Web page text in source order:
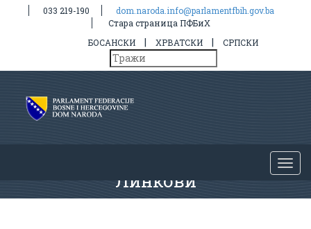
033 219-190
dom.naroda.info@parlamentfbih.gov.ba
Стара страница ПФБиХ
БОСАНСКИ
| ХРВАТСКИ | СРПСКИ
Линкови